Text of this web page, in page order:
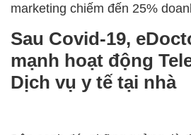
marketing chiếm đến 25%
Sau Covid-19,
mạnh hoạt động
Dịch vụ y tế tại nhà